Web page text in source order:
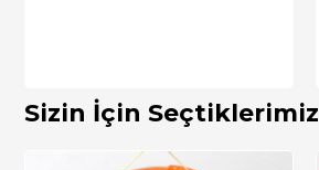
Sizin İçin Seçtiklerimiz